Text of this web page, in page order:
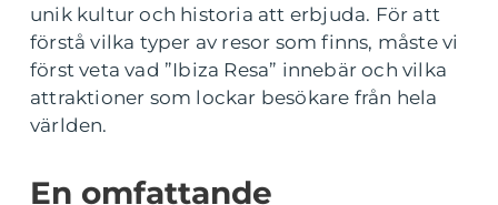
unik kultur och historia att erbjuda. För att
förstå vilka typer av resor som finns, måste vi
först veta vad ”Ibiza Resa” innebär och vilka
attraktioner som lockar besökare från hela
världen.
En omfattande